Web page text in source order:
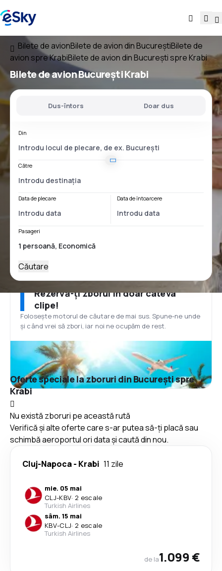
Bilete de avionBilete de avion din BucureștiBilete de
avion spre KrabiBilete de avion din București spre Krabi
Bilete de avionBucurești Krabi
Dus-întors Doar dus
Din
Către
Data de plecare Data de întoarcere
Pasageri
Căutare
Rezervă-ți zborul în doar câteva
clipe!
Folosește motorul de căutare de mai sus. Spune-ne unde
și când vrei să zbori, iar noi ne ocupăm de rest.
Oferte speciale la zboruri din București spre
Krabi
Nu există zboruri pe această rută
Verifică și alte oferte care s-ar putea să-ți placă sau
schimbă aeroportul ori data și caută din nou.
Cluj-Napoca- Krabi 11 zile
mie. 05 mai
CLJ-KBV· 2 escale
Turkish Airlines
sâm. 15 mai
KBV-CLJ· 2 escale
Turkish Airlines
de la1.099 €